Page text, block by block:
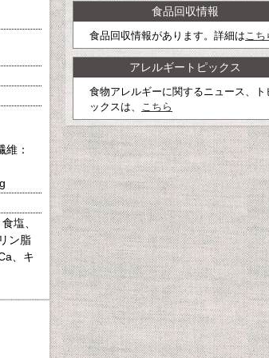
：
塩、
ン脂
、キ
食品回収情報
食品回収情報があります。詳細は こち
アレルギートピックス
食物アレルギーに関するニュース、ト
ックスは、
こちら